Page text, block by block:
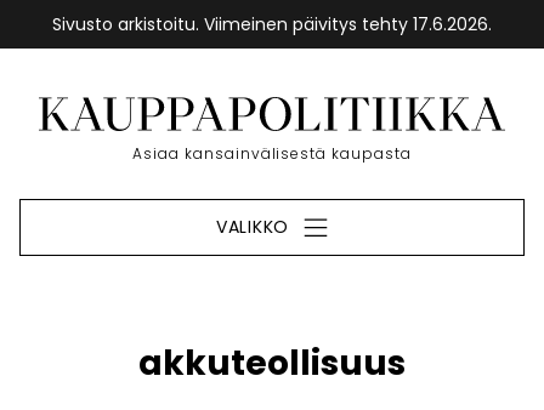
Sivusto arkistoitu. Viimeinen päivitys tehty 17.6.2026.
sisältöön
Etusivu
Asiaa kansainvälisestä kaupasta
VALIKKO
akkuteollisuus